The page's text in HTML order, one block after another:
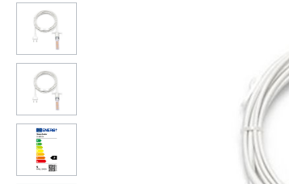
Bildergalerie überspringen